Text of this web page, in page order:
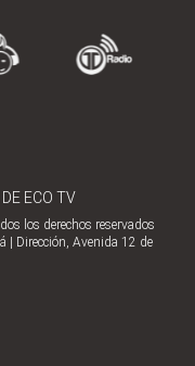
ECO TV
los derechos reservados
| Dirección, Avenida 12 de